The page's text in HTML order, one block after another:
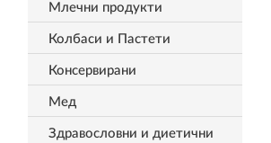
Млечни продукти
Колбаси и Пастети
Консервирани
Мед
Здравословни и диетични